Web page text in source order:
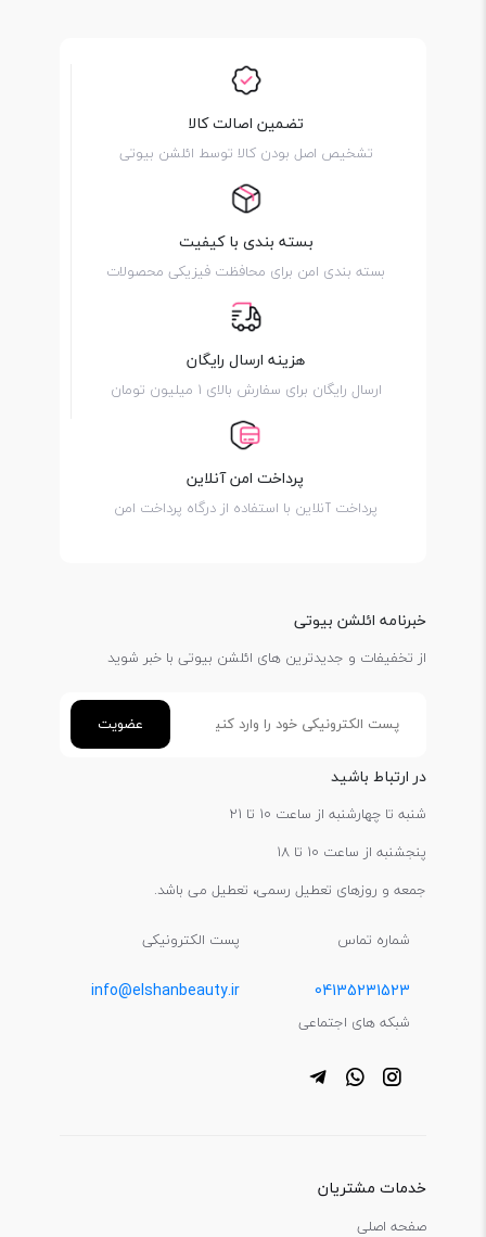
تضمین اصالت کالا
تشخیص اصل بودن کالا توسط ائلشن بیوتی
بسته بندی با کیفیت
بسته بندی امن برای محافظت فیزیکی محصولات
هزینه ارسال رایگان
ارسال رایگان برای سفارش بالای 1 میلیون تومان
پرداخت امن آنلاین
پرداخت آنلاین با استفاده از درگاه پرداخت امن
خبرنامه ائلشن بیوتی
از تخفیفات و جدیدترین های ائلشن بیوتی با خبر شوید
عضویت
در ارتباط باشید
شنبه تا چهارشنبه از ساعت 10 تا 21
پنجشنبه از ساعت 10 تا 18
جمعه و روزهای تعطیل رسمی، تعطیل می باشد.
شماره تماس
04135231523
پست الکترونیکی
info@elshanbeauty.ir
شبکه های اجتماعی
خدمات مشتریان
صفحه اصلی